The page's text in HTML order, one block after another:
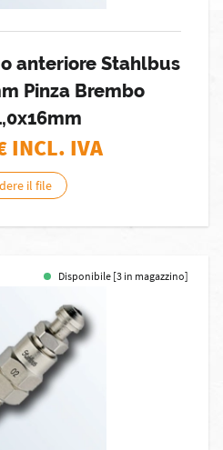
anteriore Stahlbus
Pinza Brembo
INCL. IVA
il file
Disponibile [3 in magazzino]